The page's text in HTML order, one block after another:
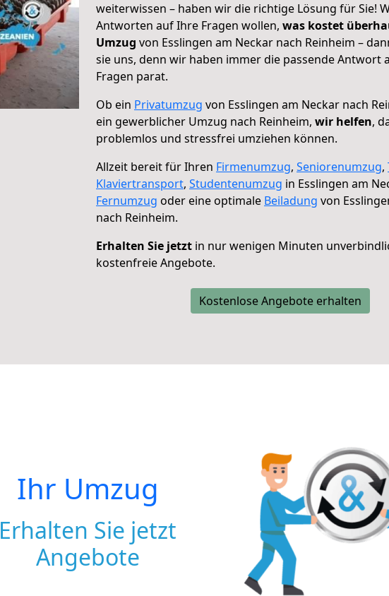
weiterwissen – haben wir die richtige Lösung für Sie!
Antworten auf Ihre Fragen wollen, was kostet
Umzug von Esslingen am Neckar nach Reinheim –
sie uns, denn wir haben immer die passende Antwort
Fragen parat.
Ob ein Privatumzug von Esslingen am Neckar nach
ein gewerblicher Umzug nach Reinheim, wir helfen,
problemlos und stressfrei umziehen können.
Allzeit bereit für Ihren Firmenumzug, Seniorenumzug,
Klaviertransport, Studentenumzug in Esslingen am
Fernumzug oder eine optimale Beiladung von
nach Reinheim.
Erhalten Sie jetzt in nur wenigen Minuten
kostenfreie Angebote.
Kostenlose Angebote erhalten
Ihr Umzug
Erhalten Sie jetzt
Angebote